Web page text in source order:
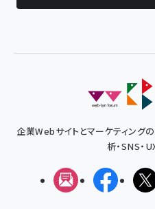
企業Webサイトとマーケティング
析・SNS・
メルマガ